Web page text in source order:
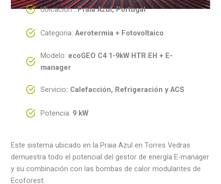
Ubicación :Praia Azul, Portugal
Categoria: Aerotermia + Fotovoltaico
Modelo: ecoGEO C4 1-9kW HTR EH + E-
manager
Servicio: Calefacción, Refrigeración y ACS
Potencia: 9 kW
Este sistema ubicado en la Praia Azul en Torres Vedras
demuestra todo el potencial del gestor de energía E-manager
y su combinación con las bombas de calor modulantes de
Ecoforest.